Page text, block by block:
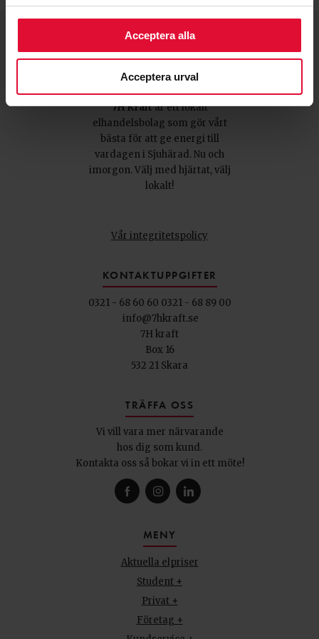
Acceptera alla
Acceptera urval
7H Kraftär ett lokalt
elhandelsbolag som gör vårt
bästa för att ge energi till
vardagen i Sjuhärad. Nu och
imorgon. Välj med hjärtat, välj
lokalt!
Vår integritetspolicy
KONTAKTUPPGIFTER
0321 - 68 60 60 0321 - 68 89 00
info@7hkraft.se
7H kraft
Box 16
532 21 Skara
TRÄFFA OSS
Vi vill vara mer närvarande
hos dig som kund.
Kontakta oss så bokar vi in ett möte!
MENY
Aktuella elpriser
Student +
Privat +
Företag +